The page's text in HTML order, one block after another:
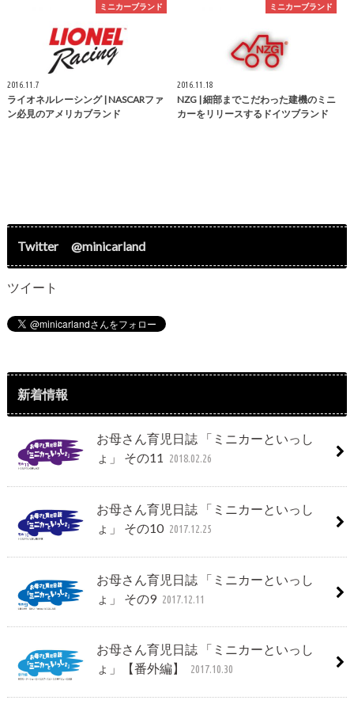
ミニカーブランド
2016.11.7
ライオネルレーシング | NASCARファ
ン必見のアメリカブランド
ミニカーブランド
2016.11.18
NZG | 細部までこだわった建機のミニ
カーをリリースするドイツブランド
Twitter @minicarland
ツイート
新着情報
お母さん育児日誌 「ミニカーといっし
ょ」 その11
2018.02.26
お母さん育児日誌 「ミニカーといっし
ょ」 その10 2017.12.25
お母さん育児日誌 「ミニカーといっし
ょ」 その9 2017.12.11
お母さん育児日誌 「ミニカーといっし
ょ」【番外編】
2017.10.30